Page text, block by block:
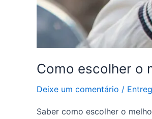
Como escolher o
Deixe um comentário /
Saber como escolher o